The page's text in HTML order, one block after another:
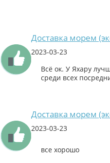
Доставка морем
2023-03-23
Всё ок. У Яхару
среди всех
Доставка морем
2023-03-23
все хорошо